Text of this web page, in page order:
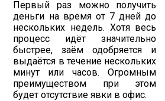
Первый раз можно получить
деньги на время от 7 дней до
нескольких недель. Хотя весь
процесс идёт значительно
быстрее, заём одобряется и
выдаётся в течение нескольких
минут или часов. Огромным
преимуществом при этом
будет отсутствие явки в офис.